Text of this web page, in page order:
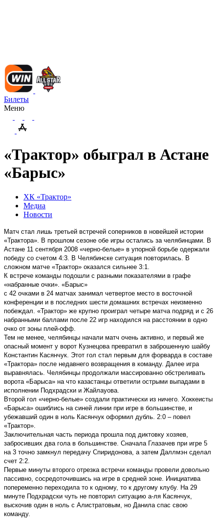
Билеты
Меню
«Трактор» обыграл в Астане
«Барыс»
ХК «Трактор»
Медиа
Новости
Матч стал лишь третьей встречей соперников в новейшей истории
«Трактора». В прошлом сезоне обе игры остались за челябинцами. В
Астане 11 сентября 2008 «черно-белые» в упорной борьбе одержали
победу со счетом 4:3. В Челябинске ситуация повторилась. В
сложном матче «Трактор» оказался сильнее 3:1.
К встрече команды подошли с разными показателями в графе
«набранные очки». «Барыс»
с 42 очками в 24 матчах занимал четвертое место в восточной
конференции и в последних шести домашних встречах неизменно
побеждал. «Трактор» же крупно проиграл четыре матча подряд и с 26
набранными баллами после 22 игр находился на расстоянии в одно
очко от зоны плей-офф.
Тем не менее, челябинцы начали матч очень активно, и первый же
опасный момент у ворот Кузнецова превратил в заброшенную шайбу
Константин Касянчук. Этот гол стал первым для форварда в составе
«Трактора» после недавнего возвращения в команду. Далее игра
выравнялась. Челябинцы продолжали массированно обстреливать
ворота «Барыса» на что казастанцы ответили острыми выпадами в
исполнении Подхрадски и Жайлауова.
Второй гол «черно-белые» создали практически из ничего. Хоккеисты
«Барыса» ошиблись на синей линии при игре в большинстве, и
убежавший один в ноль Касянчук оформил дубль. 2:0 – повел
«Трактор».
Заключительная часть периода прошла под диктовку хозяев,
забросивших два гола в большинстве. Сначала Глазачев при игре 5
на 3 точно замкнул передачу Спиридонова, а затем Даллмэн сделал
счет 2:2.
Первые минуты второго отрезка встречи команды провели довольно
пассивно, сосредоточившись на игре в средней зоне. Инициатива
попеременно переходила то к одному, то к другому клубу. На 29
минуте Подхрадски чуть не повторил ситуацию а-ля Касянчук,
выскочив один в ноль с Алистратовым, но Данила спас свою
команду.